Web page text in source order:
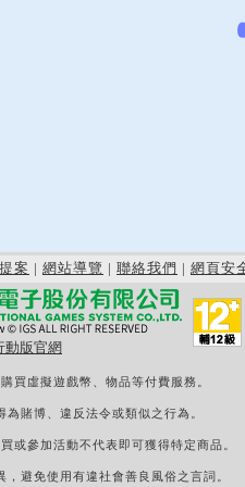
案 | 網站導覽 | 聯絡我們 | 網頁安
動版官網
買虛擬遊戲幣、物品等付費服務。
賭博、違反法令或類似之行為。
或參加活動不代表即可獲得特定商品。
避免使用有違社會善良風俗之言詞。